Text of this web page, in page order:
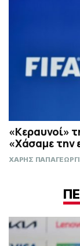
«Κεραυνοί»
«Χάσαμε την
ΧΑΡΗΣ